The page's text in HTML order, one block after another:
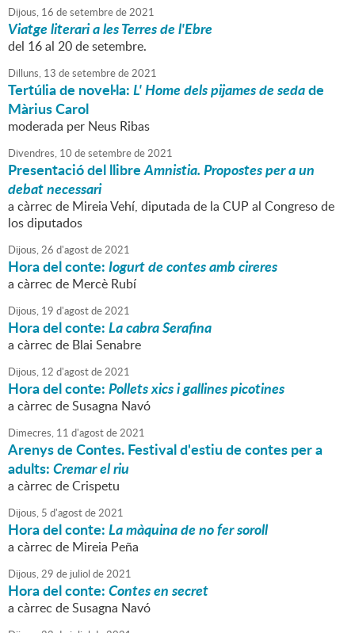
Dijous, 16 desetembrede2021
Viatge literari a les Terres de l'Ebre
del 16 al 20 de setembre.
Dilluns, 13 desetembrede2021
Tertúlia de novel·la:L' Home dels pijames de sedade
Màrius Carol
moderada per Neus Ribas
Divendres, 10 desetembrede2021
Presentació del llibreAmnistia. Propostes per a un
debat necessari
a càrrec de Mireia Vehí, diputada de la CUP al Congreso de
los diputados
Dijous,26 d'agostde2021
Hora del conte:Iogurt de contes amb cireres
a càrrec de Mercè Rubí
Dijous, 19 d'agostde2021
Hora del conte:La cabra Serafina
a càrrec de Blai Senabre
Dijous, 12 d'agostde2021
Hora del conte:Pollets xics i gallines picotines
a càrrec de Susagna Navó
Dimecres, 11 d'agostde2021
Arenys de Contes. Festival d'estiu de contes per a
adults:Cremar el riu
a càrrec de Crispetu
Dijous, 5 d'agostde2021
Hora del conte:La màquina de no fer soroll
a càrrec de Mireia Peña
Dijous,29 de juliol de2021
Hora del conte:Contes en secret
a càrrec de Susagna Navó